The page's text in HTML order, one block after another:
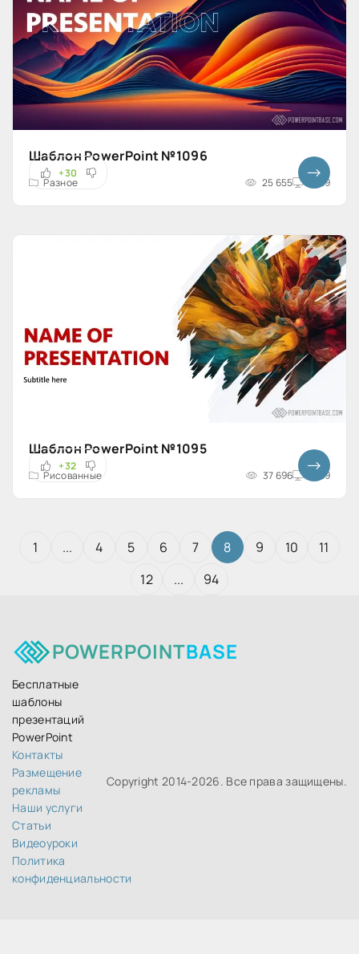
Шаблон PowerPoint №1096
Разное 25 655 16x9
+30
Шаблон PowerPoint №1095
Рисованные 37 696 16x9
+32
1 ... 4 5 6 7 8 9 10
11
12
... 94
POWERPOINTBASE
Бесплатные
шаблоны
презентаций
PowerPoint
Контакты
Размещение
рекламы
Наши услуги
Статьи
Видеоуроки
Политика
конфиденциальности
Copyright 2014-2026. Все права защищены.